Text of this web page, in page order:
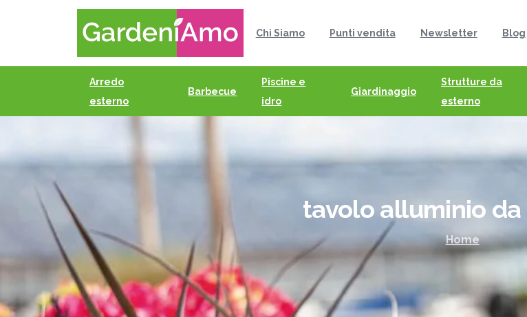
Chi Siamo Punti vendita Newsletter Blog
Arredo
esterno
Barbecue
Piscine e
idro
Giardinaggio
Strutture da
esterno
tavolo alluminio da
Home